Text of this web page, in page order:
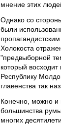
мнение этих
Однако со
были
Холокоста
"предвыборной
который
Республику
главенства так
Конечно, можно и
большинства
многих